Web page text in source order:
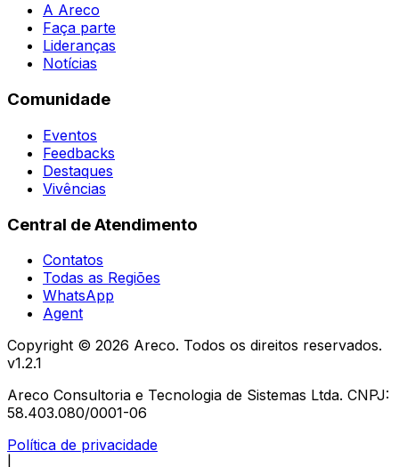
A Areco
Faça parte
Lideranças
Notícias
Comunidade
Eventos
Feedbacks
Destaques
Vivências
Central de Atendimento
Contatos
Todas as Regiões
WhatsApp
Agent
Copyright © 2026 Areco. Todos os direitos reservados.
v1.2.1
Areco Consultoria e Tecnologia de Sistemas Ltda. CNPJ:
58.403.080/0001-06
Política de privacidade